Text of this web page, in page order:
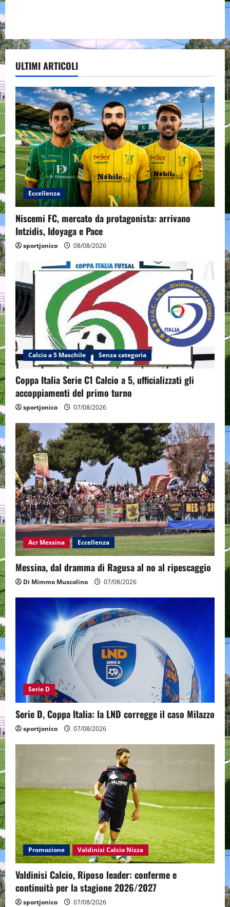
ULTIMI ARTICOLI
Eccellenza
Niscemi FC, mercato da protagonista: arrivano
Intzidis, Idoyaga e Pace
sportjonico 08/08/2026
Calcio a 5 Maschile Senza categoria
Coppa Italia Serie C1 Calcio a 5, ufficializzati gli
accoppiamenti del primo turno
sportjonico 07/08/2026
Acr Messina Eccellenza
Messina, dal dramma di Ragusa al no al ripescaggio
Di Mimmo Muscolino 07/08/2026
Serie D
Serie D, Coppa Italia: la LND corregge il caso Milazzo
sportjonico 07/08/2026
Promozione Valdinisi Calcio Nizza
Valdinisi Calcio, Riposo leader: conferme e
continuità per la stagione 2026/2027
sportjonico 07/08/2026